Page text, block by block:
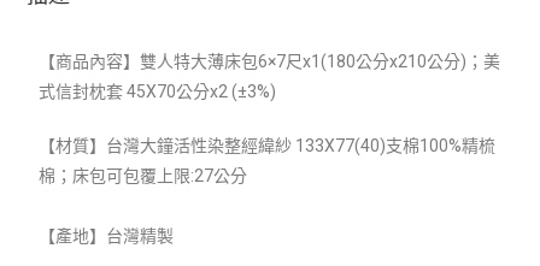
【商品內容】雙人特大薄床包6×7尺x1(180公分x210公分)；美
式信封枕套 45X70公分x2 (±3%)
【材質】 台灣大鐘活性染整經緯紗 133X77(40)支棉100%精梳
棉；床包可包覆上限:27公分
【產地】台灣精製